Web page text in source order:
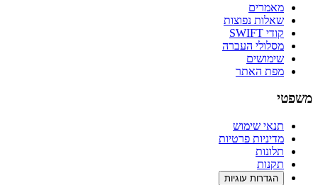
מאמרים
שאלות נפוצות
קודי SWIFT
מסלולי העברה
שימושים
מפת האתר
משפטי
תנאי שימוש
מדיניות פרטיות
תלונות
תקנות
הגדרות עוגיות